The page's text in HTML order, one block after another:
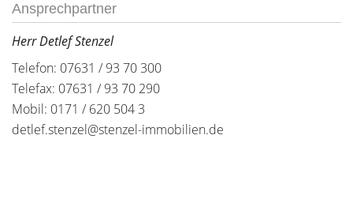
Ansprechpartner
Herr Detlef Stenzel
Telefon: 07631 / 93 70 300
Telefax: 07631 / 93 70 290
Mobil: 0171 / 620 504 3
detlef.stenzel@stenzel-immobilien.de